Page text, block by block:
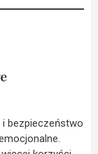
i bezpieczeństwo